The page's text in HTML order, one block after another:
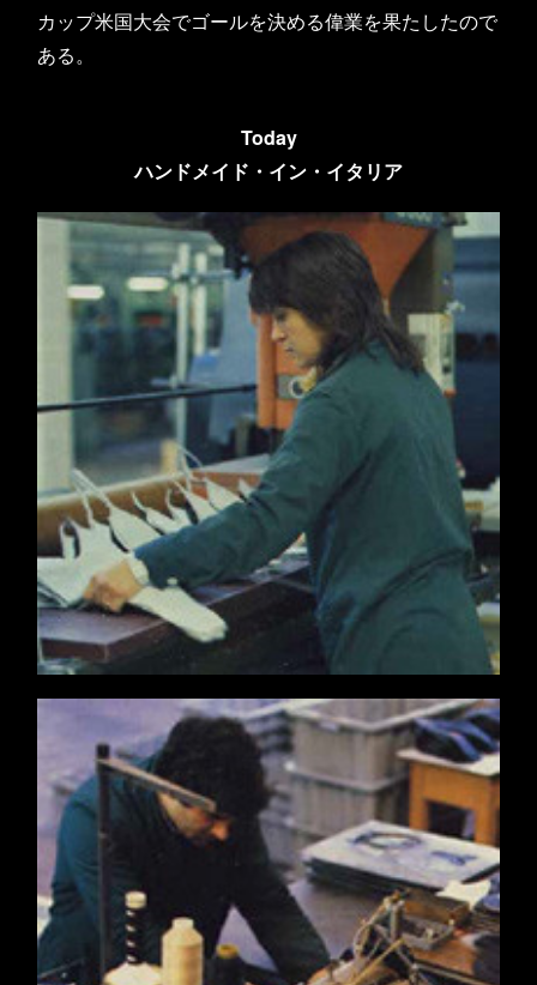
カップ米国大会でゴールを決める偉業を果たしたので
ある。
Today
ハンドメイド・イン・イタリア